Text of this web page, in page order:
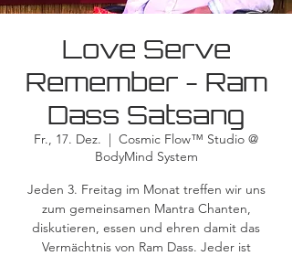
Love Serve
Remember - Ram
Dass Satsang
Fr., 17. Dez.
  |
Cosmic Flow™ Studio @
BodyMind System
Jeden 3. Freitag im Monat treffen wir uns
zum gemeinsamen Mantra Chanten,
diskutieren, essen und ehren damit das
Vermächtnis von Ram Dass. Jeder ist